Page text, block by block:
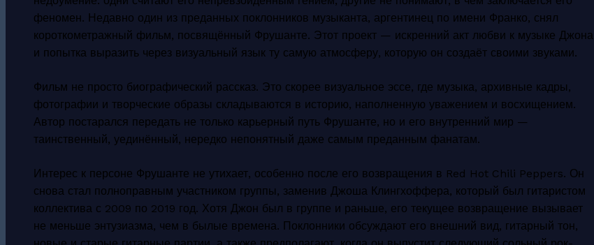
феномен. Недавно один из преданных поклонников музыканта, аргентинец по имени Франко, снял
короткометражный фильм, посвящённый Фрушанте. Этот проект — искренний акт любви к музыке Джона
и попытка выразить через визуальный язык ту самую атмосферу, которую он создаёт своими звуками.
Фильм не просто биографический рассказ. Это скорее визуальное эссе, где музыка, архивные кадры,
фотографии и творческие образы складываются в историю, наполненную уважением и восхищением.
Автор постарался передать не только карьерный путь Фрушанте, но и его внутренний мир —
таинственный, уединённый, нередко непонятный даже самым преданным фанатам.
Интерес к персоне Фрушанте не утихает, особенно после его возвращения в Red Hot Chili Peppers. Он
снова стал полноправным участником группы, заменив Джоша Клингхоффера, который был гитаристом
коллектива с 2009 по 2019 год. Хотя Джон был в группе и раньше, его текущее возвращение вызывает
не меньше энтузиазма, чем в былые времена. Поклонники обсуждают его внешний вид, гитарный тон,